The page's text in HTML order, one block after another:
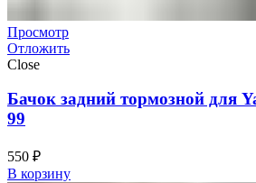
Просмотр
Отложить
Close
Бачок задний тормозной для
99
550 ₽
В корзину